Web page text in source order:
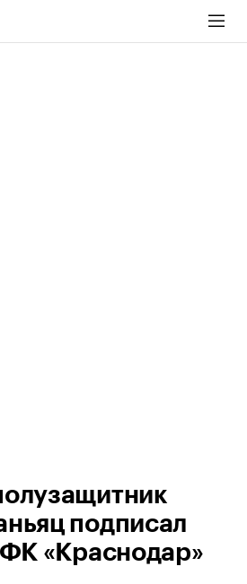
подписал
ФК «Краснодар»